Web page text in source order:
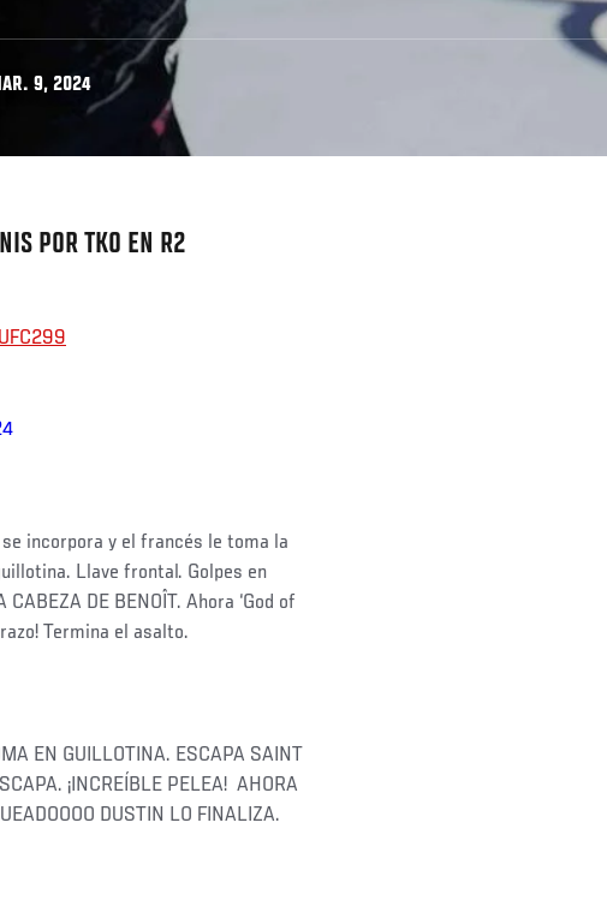
9, 2024
POR TKO EN R2
incorpora y el francés le toma la
Llave frontal. Golpes en
DE BENOÎT. Ahora ‘God of
Termina el asalto.
EN GUILLOTINA. ESCAPA SAINT
¡INCREÍBLE PELEA! AHORA
DUSTIN LO FINALIZA.